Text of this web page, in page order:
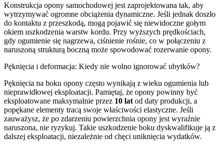
Konstrukcja opony samochodowej jest zaprojektowana tak, aby
wytrzymywać ogromne obciążenia dynamiczne. Jeśli jednak doszło
do kontaktu z przeszkodą, mogą pojawić się niewidoczne gołym
okiem uszkodzenia warstw kordu. Przy wyższych prędkościach,
gdy ogumienie się nagrzewa, ciśnienie rośnie, co w połączeniu z
naruszoną strukturą boczną może spowodować rozerwanie opony.
Pęknięcia i deformacja: Kiedy nie wolno ignorować ubytków?
Pęknięcia na boku opony często wynikają z wieku ogumienia lub
nieprawidłowej eksploatacji. Pamiętaj, że opony powinny być
eksploatowane maksymalnie przez 10 lat od daty produkcji, a
popękane elementy tracą swoje właściwości elastyczne. Jeśli
zauważysz, że po zdarzeniu powierzchnia opony jest wyraźnie
naruszona, nie ryzykuj. Takie uszkodzenie boku dyskwalifikuje ją z
dalszej eksploatacji, niezależnie od chęci uniknięcia wydatków.